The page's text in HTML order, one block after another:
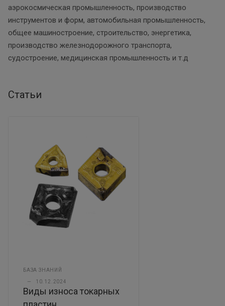
аэрокосмическая промышленность, производство
инструментов и форм, автомобильная промышленность,
общее машиностроение, строительство, энергетика,
производство железнодорожного транспорта,
судостроение, медицинская промышленность и т.д
Статьи
БАЗА ЗНАНИЙ
— 10.12.2024
Виды износа токарных